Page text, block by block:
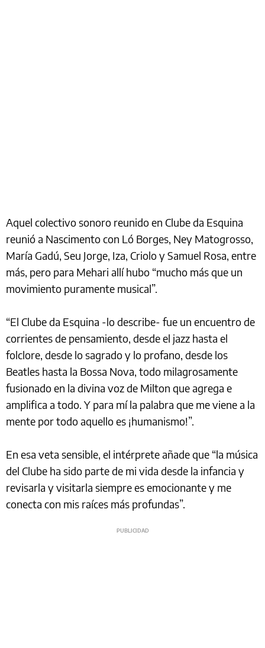
Aquel colectivo sonoro reunido en Clube da Esquina
reunió a Nascimento con Ló Borges, Ney Matogrosso,
María Gadú, Seu Jorge, Iza, Criolo y Samuel Rosa, entre
más, pero para Mehari allí hubo “mucho más que un
movimiento puramente musical”.
“El Clube da Esquina -lo describe- fue un encuentro de
corrientes de pensamiento, desde el jazz hasta el
folclore, desde lo sagrado y lo profano, desde los
Beatles hasta la Bossa Nova, todo milagrosamente
fusionado en la divina voz de Milton que agrega e
amplifica a todo. Y para mí la palabra que me viene a la
mente por todo aquello es ¡humanismo!”.
En esa veta sensible, el intérprete añade que “la música
del Clube ha sido parte de mi vida desde la infancia y
revisarla y visitarla siempre es emocionante y me
conecta con mis raíces más profundas”.